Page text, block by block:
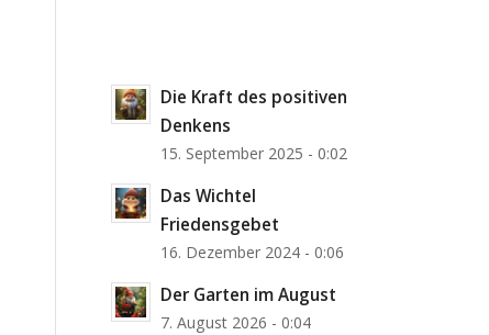
Die Kraft des positiven
Denkens
15. September 2025 - 0:02
Das Wichtel
Friedensgebet
16. Dezember 2024 - 0:06
Der Garten im August
7. August 2026 - 0:04